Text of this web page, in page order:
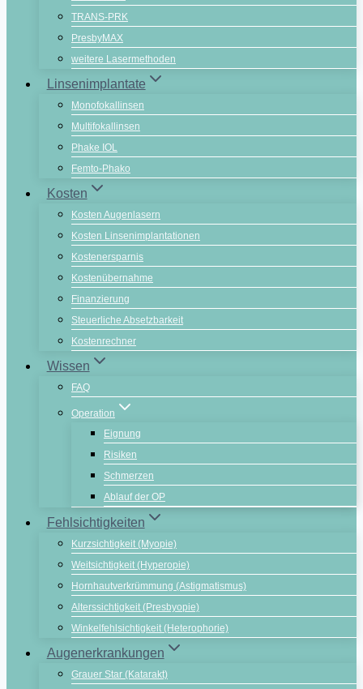
TRANS-PRK
PresbyMAX
weitere Lasermethoden
Linsenimplantate
Monofokallinsen
Multifokallinsen
Phake IOL
Femto-Phako
Kosten
Kosten Augenlasern
Kosten Linsenimplantationen
Kostenersparnis
Kostenübernahme
Finanzierung
Steuerliche Absetzbarkeit
Kostenrechner
Wissen
FAQ
Operation
Eignung
Risiken
Schmerzen
Ablauf der OP
Fehlsichtigkeiten
Kurzsichtigkeit (Myopie)
Weitsichtigkeit (Hyperopie)
Hornhautverkrümmung (Astigmatismus)
Alterssichtigkeit (Presbyopie)
Winkelfehlsichtigkeit (Heterophorie)
Augenerkrankungen
Grauer Star (Katarakt)